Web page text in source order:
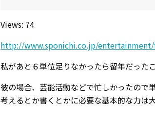
Views: 74
http://www.sponichi.co.jp/entertainment/
私があと６単位足りなかったら留年だった
彼の場合、芸能活動などで忙しかったので
考えるとか書くとかに必要な基本的な力は